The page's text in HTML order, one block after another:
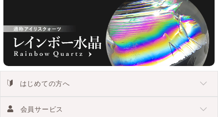
はじめての方へ
会員サービス